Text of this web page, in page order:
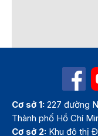
Cơ sở 1: 227 đường
Thành phố Hồ Chí
Cơ sở 2: Khu đô thị